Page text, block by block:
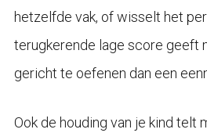
hetzelfde vak, of wisselt het
terugkerende lage score geeft
gericht te oefenen dan een
Ook de houding van je kind telt